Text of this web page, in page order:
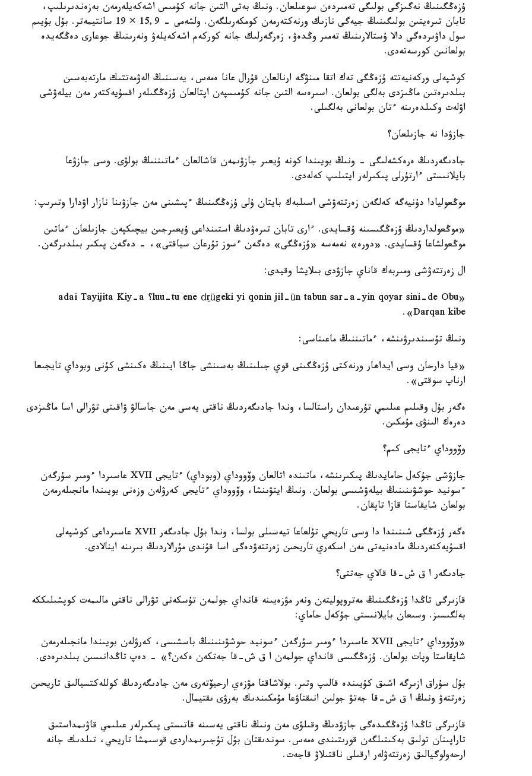
ۇزەڭگىنىڭ نەگىزگى بولىگى تەمىردەن سوعىلعان. ونىڭ بەتى التىن جانە كۇمىس اشەكەيلەرمەن بەزەندىرىلىپ،
تابان تىرەيتىن بولىگىنىڭ جيەگى نازىك ورنەكتەرمەن كومكەرىلگەن. ولشەمى - 15,9 × 19 سانتيمەتر. بۇل بۇيىم
سول داۋىردەگى دالا ۇستالارىنىڭ تەمىر وڭدەۋ، زەرگەرلىك جانە كوركەم اشەكەيلەۋ ونەرىنىڭ جوعارى دەڭگەيدە
بولعانىن كورسەتەدى.
كوشپەلى وركەنيەتتە ۇزەڭگى تەك اتقا مىنۋگە ارنالعان قۇرال عانا ەمەس، يەسىنىڭ الەۋمەتتىك مارتەبەسىن
بىلدىرەتىن ماڭىزدى بەلگى بولعان. اسىرەسە التىن جانە كۇمىسپەن اپتالعان ۇزەڭگىلەر اقسۇيەكتەر مەن بيلەۋشى
اۋلەت وكىلدەرىنە ءتان بولعانى بەلگىلى.
جازۋدا نە جازىلعان؟
جادىگەردىڭ ەرەكشەلىگى - ونىڭ بويىندا كونە ۇيعىر جازۋىمەن قاشالعان ءماتىننىڭ بولۋى. وسى جازۋعا
بايلانىستى ءارتۇرلى پىكىرلەر ايتىلىپ كەلەدى.
موڭعوليادا دۇنيەگە كەلگەن زەرتتەۋشى اسىلبەك بايتان ۇلى ۇزەڭگىنىڭ ءپىشىنى مەن جازۋىنا نازار اۋدارا وتىرىپ:
«موڭعولداردىڭ ۇزەڭگىسىنە ۇقسايدى. ءارى تابان تىرەۋدىڭ استىنداعى ۇيعىرجىن بيچىكپەن جازىلعان ءماتىن
موڭعولشاعا ۇقسايدى. «دورە» نەمەسە «ۇزەڭگى» دەگەن ءسوز تۇرعان سياقتى»، - دەگەن پىكىر بىلدىرگەن.
ال زەرتتەۋشى ومىربەك قاناي جازۋدى بىلايشا وقيدى:
«luu-tu ene dِrügeki yi qonin jil-ün tabun sar-a-yin qoyar sini-de Obu؟ adai Tayijita Kiy-a
Darqan kibe».
ونىڭ تۇسىندىرۋىنشە، ءماتىننىڭ ماعىناسى:
«قيا دارحان وسى ايداھار ورنەكتى ۇزەڭگىنى قوي جىلىنىڭ بەسىنشى جاڭا ايىنىڭ ەكىنشى كۇنى وبوداي تايجىعا
ارناپ سوقتى».
ەگەر بۇل وقىلىم عىلىمي تۇرعىدان راستالسا، وندا جادىگەردىڭ ناقتى يەسى مەن جاسالۋ ۋاقىتى تۋرالى اسا ماڭىزدى
دەرەك الىنۋى مۇمكىن.
وۆووداي ءتايجى كىم؟
جازۋشى جۇكەل حامايدىڭ پىكىرىنشە، ماتىندە اتالعان وۆووداي (وبوداي) ءتايجى XVII عاسىردا ءومىر سۇرگەن
ءسونيد حوشۋىنىنىڭ بيلەۋشىسى بولعان. ونىڭ ايتۋىنشا، وۆووداي ءتايجى كەرۋلەن وزەنى بويىندا مانجىلەرمەن
بولعان شايقاستا قازا تاپقان.
ەگەر ۇزەڭگى شىنىندا دا وسى تاريحي تۇلعاعا تيەسىلى بولسا، وندا بۇل جادىگەر XVII عاسىرداعى كوشپەلى
اقسۇيەكتەردىڭ مادەنيەتى مەن اسكەري تاريحىن زەرتتەۋدەگى اسا قۇندى مۇرالاردىڭ بىرىنە اينالادى.
جادىگەر ا ق ش-قا قالاي جەتتى؟
قازىرگى تاڭدا ۇزەڭگىنىڭ مەتروپوليتەن ونەر مۋزەيىنە قانداي جولمەن تۇسكەنى تۋرالى ناقتى مالىمەت كوپشىلىككە
بەلگىسىز. وسىعان بايلانىستى جۇكەل حاماي:
«وۆووداي ءتايجى XVII عاسىردا ءومىر سۇرگەن ءسونيد حوشۋىنىنىڭ باسشىسى، كەرۋلەن بويىندا مانجىلەرمەن
شايقاستا وپات بولعان. ۇزەڭگىسى قانداي جولمەن ا ق ش-قا جەتكەن ەكەن؟» - دەپ تاڭدانىسىن بىلدىرەدى.
بۇل سۇراق ازىرگە اشىق كۇيىندە قالىپ وتىر. بولاشاقتا مۋزەي ارحيۆتەرى مەن جادىگەردىڭ كوللەكتسيالىق تاريحىن
زەرتتەۋ ونىڭ ا ق ش-قا جەتۋ جولىن انىقتاۋعا مۇمكىندىك بەرۋى ىقتيمال.
قازىرگى تاڭدا ۇزەڭگىدەگى جازۋدىڭ وقىلۋى مەن ونىڭ ناقتى يەسىنە قاتىستى پىكىرلەر عىلىمي قاۋىمداستىق
تاراپىنان تولىق بەكىتىلگەن قورىتىندى ەمەس. سوندىقتان بۇل تۇجىرىمداردى قوسىمشا تاريحي، تىلدىك جانە
ارحەولوگيالىق زەرتتەۋلەر ارقىلى ناقتىلاۋ قاجەت.